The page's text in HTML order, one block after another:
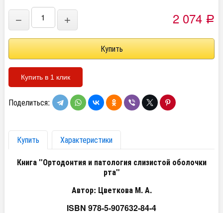
− + 2 074 Р
Купить в 1 клик
Поделиться:
Купить
Характеристики
Книга "Ортодонтия и патология слизистой оболочки
рта"
Автор: Цветкова М. А.
ISBN 978-5-907632-84-4